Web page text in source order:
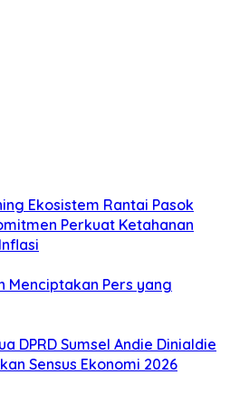
Ekosistem Rantai Pasok
Perkuat Ketahanan
Menciptakan Pers yang
DPRD Sumsel Andie Dinialdie
Sensus Ekonomi 2026